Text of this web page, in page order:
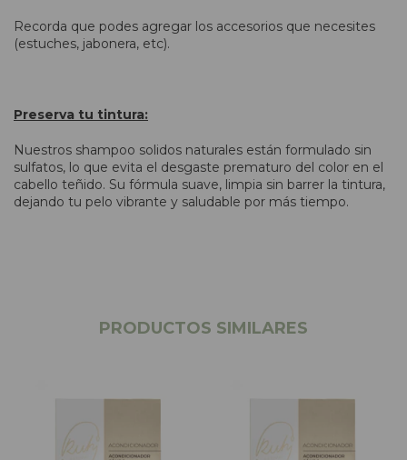
Recorda que podes agregar los accesorios que necesites
(estuches, jabonera, etc).
Preserva tu tintura:
Nuestros shampoo solidos naturales están formulado sin
sulfatos, lo que evita el desgaste prematuro del color en el
cabello teñido. Su fórmula suave, limpia sin barrer la tintura,
dejando tu pelo vibrante y saludable por más tiempo.
PRODUCTOS SIMILARES